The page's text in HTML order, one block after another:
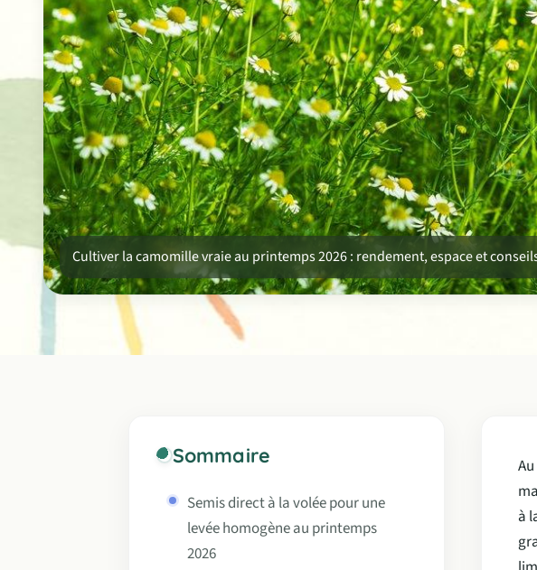
Cultiver la camomille vraie au printemps 2026 : rendement, espace et
Sommaire
Semis direct à la volée pour une
levée homogène au printemps
2026
à